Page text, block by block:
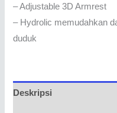
– Adjustable 3D Armrest
– Hydrolic memudahkan
duduk
Deskripsi